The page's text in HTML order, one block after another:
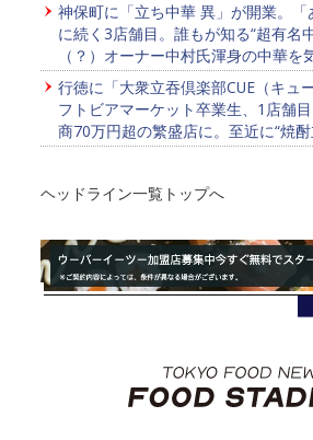
神保町に「立ち中華 異」が開業。「
に続く3店舗目。誰もが知る“超有名
（？）オーナー中村氏渾身の中華を
行徳に「大衆立吞倶楽部CUE（キュ
フトビアマーケット卒業生、1店舗
商70万円超の繁盛店に。至近に“焼
ヘッドライン一覧トップへ